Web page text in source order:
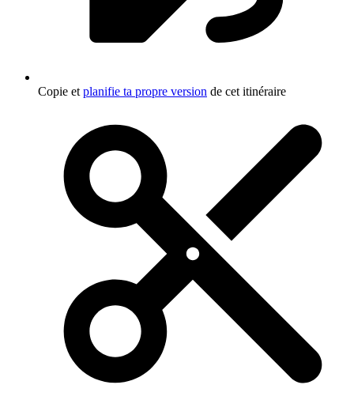
Copie et planifie ta propre version de cet itinéraire